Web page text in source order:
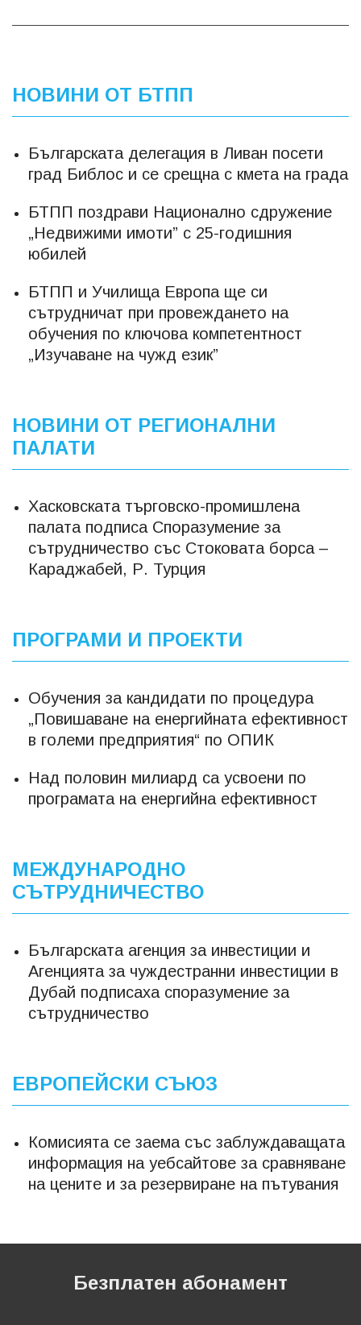
НОВИНИ ОТ БТПП
Българската делегация в Ливан посети
град Библос и се срещна с кмета на града
БТПП поздрави Национално сдружение
„Недвижими имоти” с 25-годишния
юбилей
БТПП и Училища Европа ще си
сътрудничат при провеждането на
обучения по ключова компетентност
„Изучаване на чужд език”
НОВИНИ ОТ РЕГИОНАЛНИ
ПАЛАТИ
Хасковската търговско-промишлена
палата подписа Споразумениe за
сътрудничество със Стоковата борса –
Караджабей, Р. Турция
ПРОГРАМИ И ПРОЕКТИ
Обучения за кандидати по процедура
„Повишаване на енергийната ефективност
в големи предприятия“ по ОПИК
Над половин милиард са усвоени по
програмата на енергийна ефективност
МЕЖДУНАРОДНО
СЪТРУДНИЧЕСТВО
Българската агенция за инвестиции и
Агенцията за чуждестранни инвестиции в
Дубай подписаха споразумение за
сътрудничество
ЕВРОПЕЙСКИ СЪЮЗ
Комисията се заема със заблуждаващата
информация на уебсайтове за сравняване
на цените и за резервиране на пътувания
Безплатен абонамент